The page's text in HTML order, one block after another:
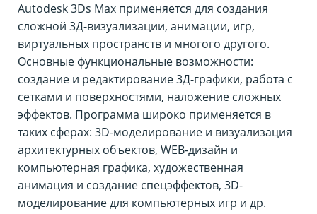
Autodesk 3Ds Max применяется для создания
сложной 3Д-визуализации, анимации, игр,
виртуальных пространств и многого другого.
Основные функциональные возможности:
создание и редактирование 3Д-графики, работа с
сетками и поверхностями, наложение сложных
эффектов. Программа широко применяется в
таких сферах: 3D-моделирование и визуализация
архитектурных объектов, WEB-дизайн и
компьютерная графика, художественная
анимация и создание спецэффектов, 3D-
моделирование для компьютерных игр и др.